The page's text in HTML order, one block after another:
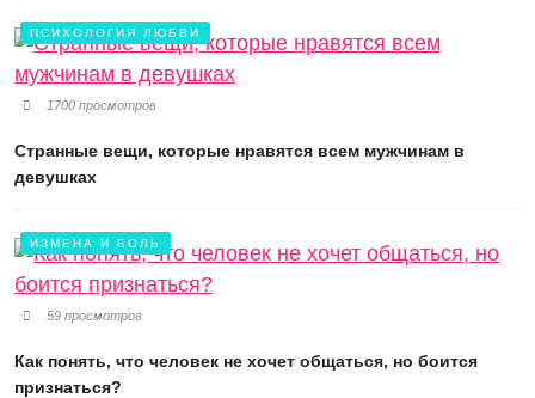
ПСИХОЛОГИЯ ЛЮБВИ
1700 просмотров
Странные вещи, которые нравятся всем мужчинам в
девушках
ИЗМЕНА И БОЛЬ
59 просмотров
Как понять, что человек не хочет общаться, но боится
признаться?